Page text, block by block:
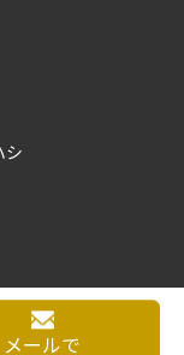
シ
メールで